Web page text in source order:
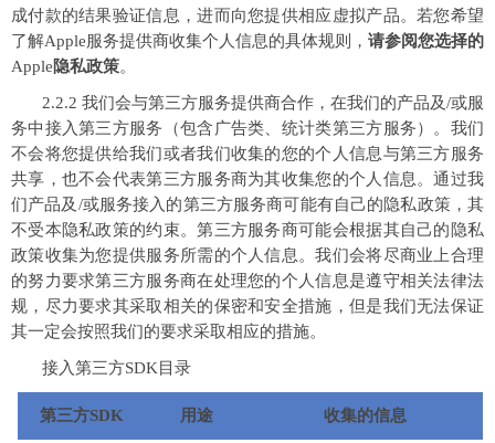
成付款的结果验证信息，进而向您提供相应虚拟产品。若您希望
了解Apple服务提供商收集个人信息的具体规则， 请参阅您选择的
Apple隐私政策。
2.2.2 我们会与第三方服务提供商合作，在我们的产品及/或服
务中接入第三方服务（包含广告类、统计类第三方服务）。我们
不会将您提供给我们或者我们收集的您的个人信息与第三方服务
共享，也不会代表第三方服务商为其收集您的个人信息。通过我
们产品及/或服务接入的第三方服务商可能有自己的隐私政策，其
不受本隐私政策的约束。第三方服务商可能会根据其自己的隐私
政策收集为您提供服务所需的个人信息。我们会将尽商业上合理
的努力要求第三方服务商在处理您的个人信息是遵守相关法律法
规，尽力要求其采取相关的保密和安全措施，但是我们无法保证
其一定会按照我们的要求采取相应的措施。
接入第三方SDK目录
第三方SDK 用途 收集的信息